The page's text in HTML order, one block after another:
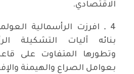
الاقتصادي.
4 ـ افرزت الرأسمالية
بنائه آليات التشكيلة
وتطورها المتفاوت على
بعوامل الصراع والهيمنة